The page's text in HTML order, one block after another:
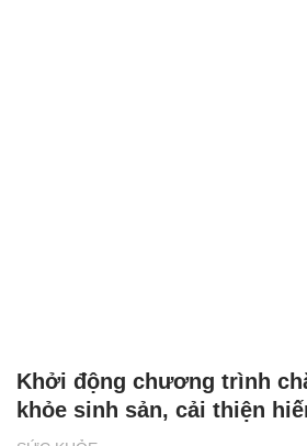
Khởi động chương trình
khỏe sinh sản, cải thiện